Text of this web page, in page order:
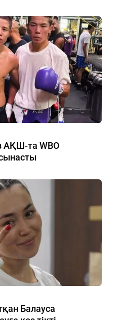
АҚШ-та WBO
Балауса